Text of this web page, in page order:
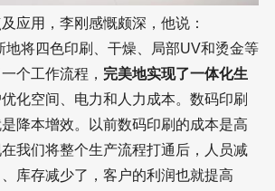
应用，李刚感慨颇深，他说：
地将四色印刷、干燥、局部UV和烫金等
个工作流程， 完美地实现了一体化生
优化空间、电力和人力成本。数码印刷
降本增效。以前数码印刷的成本是高
我们将整个生产流程打通后，人员减
库存减少了，客户的利润也就提高